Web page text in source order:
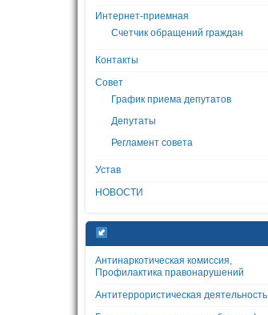
Интернет-приемная
Счетчик обращений граждан
Контакты
Совет
График приема депутатов
Депутаты
Регламент совета
Устав
НОВОСТИ
Антинаркотическая комиссия,
Профилактика правонарушений
Антитеррористическая деятельность